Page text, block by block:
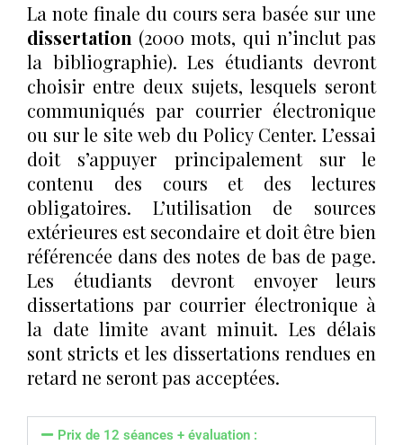
La note finale du cours sera basée sur une
dissertation (2000 mots, qui n’inclut pas
la bibliographie). Les étudiants devront
choisir entre deux sujets, lesquels seront
communiqués par courrier électronique
ou sur le site web du Policy Center. L’essai
doit s’appuyer principalement sur le
contenu des cours et des lectures
obligatoires. L’utilisation de sources
extérieures est secondaire et doit être bien
référencée dans des notes de bas de page.
Les étudiants devront envoyer leurs
dissertations par courrier électronique à
la date limite avant minuit. Les délais
sont stricts et les dissertations rendues en
retard ne seront pas acceptées.
Prix de 12 séances + évaluation :